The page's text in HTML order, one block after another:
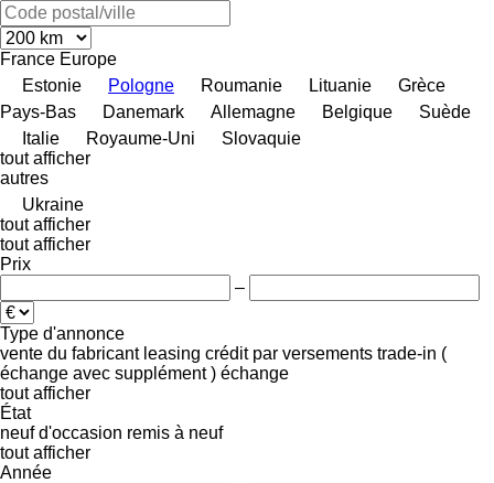
France Europe
Estonie
Pologne Roumanie Lituanie
Grèce
Pays-Bas
Danemark Allemagne Belgique
Suède
Italie
Royaume-Uni
Slovaquie
tout afficher
autres
Ukraine
tout afficher
tout afficher
Prix
–
Type d'annonce
vente du fabricant leasing crédit par versements trade-in (
échange avec supplément ) échange
tout afficher
État
neuf d'occasion remis à neuf
tout afficher
Année